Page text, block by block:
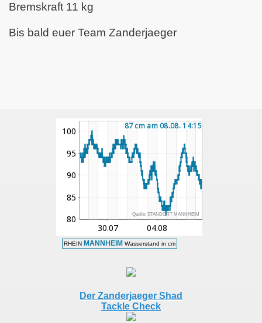
Bremskraft 11 kg
Bis bald euer Team Zanderjaeger
Der Zanderjaeger Shad
Tackle Check